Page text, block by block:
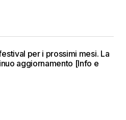
per i prossimi mesi. La
aggiornamento [Info e